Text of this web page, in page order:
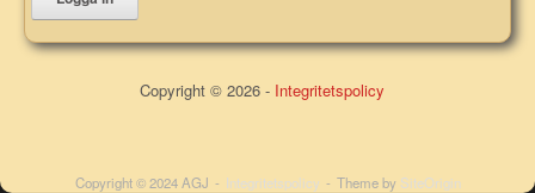
Copyright © 2026 - Integritetspolicy
Copyright © 2024 AGJ Integritetspolicy Theme by SiteOrigin